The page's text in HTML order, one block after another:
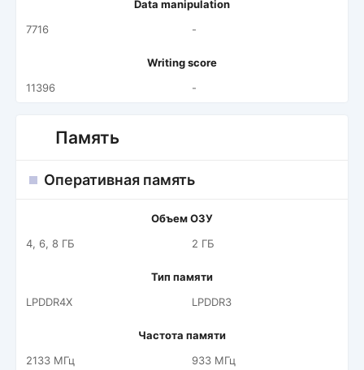
Data manipulation
7716
-
Writing score
11396
-
Память
Оперативная память
Объем ОЗУ
4, 6, 8 ГБ
2 ГБ
Тип памяти
LPDDR4X
LPDDR3
Частота памяти
2133 МГц
933 МГц